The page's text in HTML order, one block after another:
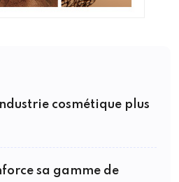
cosmétique plus
sa gamme de